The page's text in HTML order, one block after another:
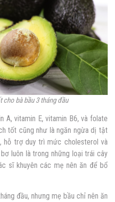
cho bà bầu 3 tháng đầu
A, vitamin E, vitamin B6, và folate
tốt cũng như là ngăn ngừa dị tật
hỗ trợ duy trì mức cholesterol và
luôn là trong những loại trái cây
sĩ khuyên các mẹ nên ăn để bổ
đầu, nhưng mẹ bầu chỉ nên ăn